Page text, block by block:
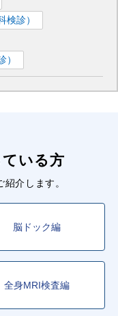
検診）
いる方
介します。
脳ドック編
全身MRI検査編